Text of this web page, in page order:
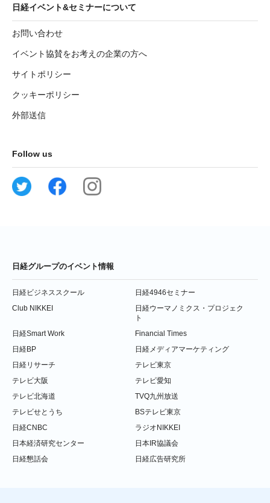
日経イベント&セミナーについて
お問い合わせ
イベント協賛をお考えの企業の方へ
サイトポリシー
クッキーポリシー
外部送信
Follow us
日経グループのイベント情報
日経ビジネススクール
日経4946セミナー
Club NIKKEI
日経ウーマノミクス・プロジェク
ト
日経Smart Work
Financial Times
日経BP
日経メディアマーケティング
日経リサーチ
テレビ東京
テレビ大阪
テレビ愛知
テレビ北海道
TVQ九州放送
テレビせとうち
BSテレビ東京
日経CNBC
ラジオNIKKEI
日本経済研究センター
日本IR協議会
日経懇話会
日経広告研究所